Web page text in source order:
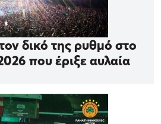
δικό της ρυθμό στο
που έριξε αυλαία